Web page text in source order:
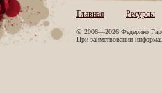
Главная Ресурсы
© 2006—2026 Федерико
При заимствовании